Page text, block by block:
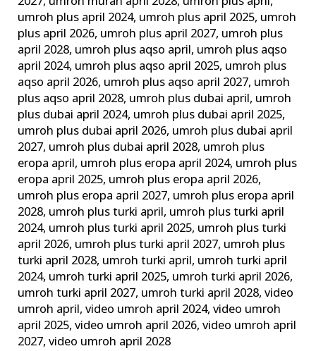
umroh plus april 2024, umroh plus april 2025, umroh
plus april 2026, umroh plus april 2027, umroh plus
april 2028, umroh plus aqso april, umroh plus aqso
april 2024, umroh plus aqso april 2025, umroh plus
aqso april 2026, umroh plus aqso april 2027, umroh
plus aqso april 2028, umroh plus dubai april, umroh
plus dubai april 2024, umroh plus dubai april 2025,
umroh plus dubai april 2026, umroh plus dubai april
2027, umroh plus dubai april 2028, umroh plus
eropa april, umroh plus eropa april 2024, umroh plus
eropa april 2025, umroh plus eropa april 2026,
umroh plus eropa april 2027, umroh plus eropa april
2028, umroh plus turki april, umroh plus turki april
2024, umroh plus turki april 2025, umroh plus turki
april 2026, umroh plus turki april 2027, umroh plus
turki april 2028, umroh turki april, umroh turki april
2024, umroh turki april 2025, umroh turki april 2026,
umroh turki april 2027, umroh turki april 2028,video
umroh april,video umroh april 2024,video umroh
april 2025,video umroh april 2026,video umroh april
2027,video umroh april 2028